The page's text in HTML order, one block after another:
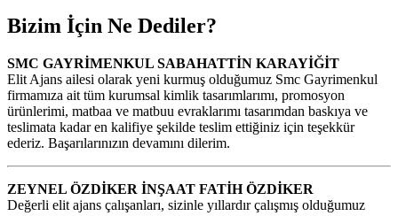
Bizim İçin Ne Dediler?
SMC GAYRİMENKUL SABAHATTİN KARAYİĞİT
Elit Ajans ailesi olarak yeni kurmuş olduğumuz Smc Gayrimenkul
firmamıza ait tüm kurumsal kimlik tasarımlarımı, promosyon
ürünlerimi, matbaa ve matbuu evraklarımı tasarımdan baskıya ve
teslimata kadar en kalifiye şekilde teslim ettiğiniz için teşekkür
ederiz. Başarılarınızın devamını dilerim.
ZEYNEL ÖZDİKER İNŞAAT FATİH ÖZDİKER
Değerli elit ajans çalışanları, sizinle yıllardır çalışmış olduğumuz